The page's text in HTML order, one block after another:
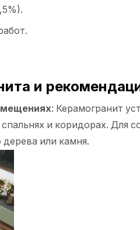
и
: Керамогранит
и коридорах. Для
дерева или камня.